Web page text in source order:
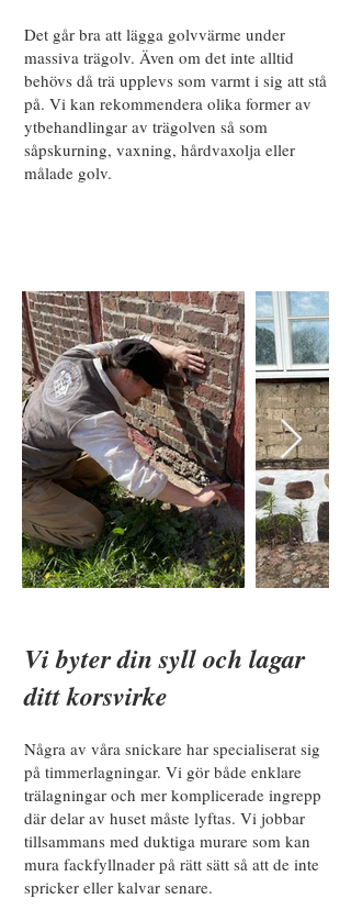
Det går bra att lägga golvvärme under
massiva trägolv. Även om det inte alltid
behövs då trä upplevs som varmt i sig att stå
på. Vi kan rekommendera olika former av
ytbehandlingar av trägolven så som
såpskurning, vaxning, hårdvaxolja eller
målade golv.
Vi byter din syll och lagar
ditt korsvirke
Några av våra snickare har specialiserat sig
på timmerlagningar. Vi gör både enklare
trälagningar och mer komplicerade ingrepp
där delar av huset måste lyftas. Vi jobbar
tillsammans med duktiga murare som kan
mura fackfyllnader på rätt sätt så att de inte
spricker eller kalvar senare.